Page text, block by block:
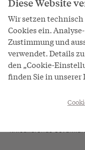
Die
A project of
Wir setzen
Cookies ein.
Zustimmung und
verwendet. Details
den „Cookie-
finden Sie in